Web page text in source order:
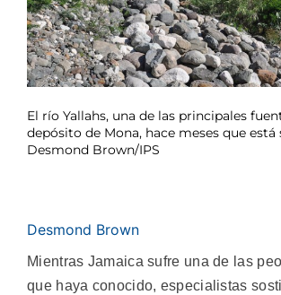
El río Yallahs, una de las principales
depósito de Mona, hace meses que está
Desmond Brown/IPS
Desmond Brown
Mientras Jamaica sufre una de las
que haya conocido, especialistas